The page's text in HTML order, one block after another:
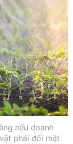
nếu doanh
phải đối mặt